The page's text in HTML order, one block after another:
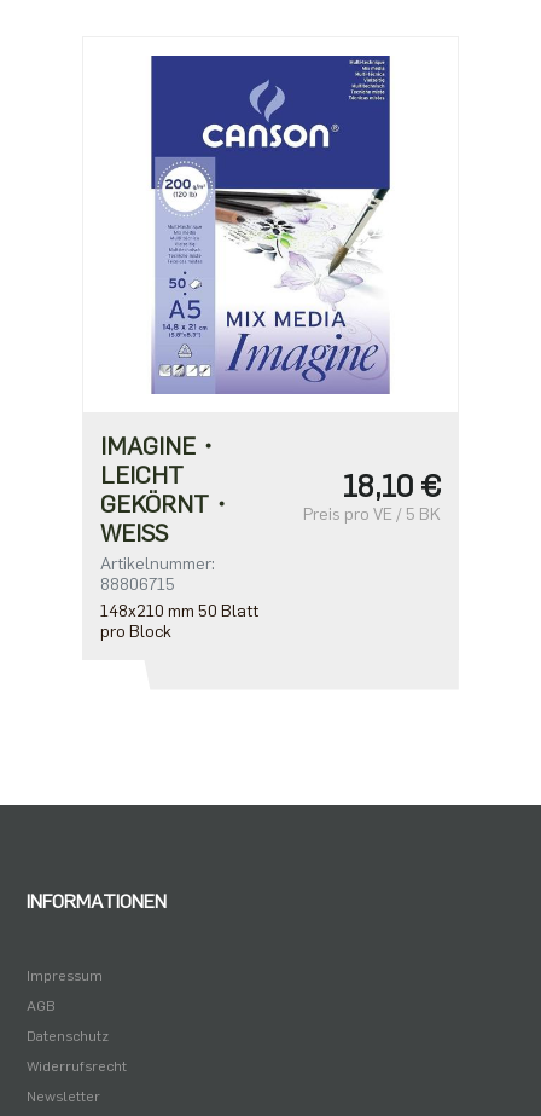
IMAGINE・
LEICHT
GEKÖRNT・
WEISS
Artikelnummer:
88806715
148x210 mm 50 Blatt
pro Block
18,10 €
Preis pro VE / 5 BK
INFORMATIONEN
Impressum
AGB
Datenschutz
Widerrufsrecht
Newsletter